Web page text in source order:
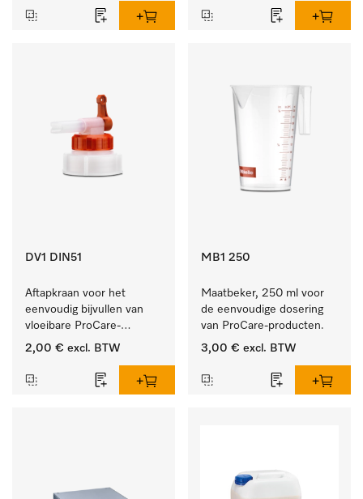
DV1 DIN51
Aftapkraan voor het
eenvoudig bijvullen van
vloeibare ProCare-
producten.
2,00 € excl. BTW
MB1 250
Maatbeker, 250 ml voor
de eenvoudige dosering
van ProCare-producten.
3,00 € excl. BTW